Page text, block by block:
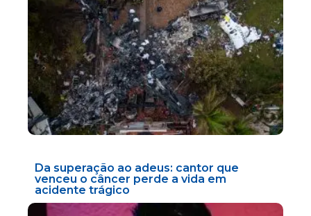
Da superação ao adeus: cantor que
venceu o câncer perde a vida em
acidente trágico